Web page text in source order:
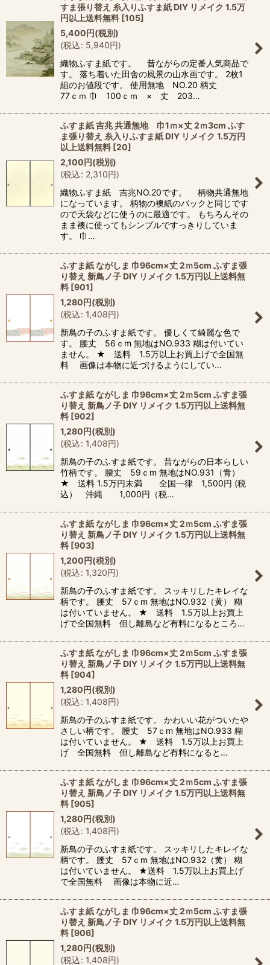
すま張り替え 糸入りふすま紙 DIY リメイク 1.5万
円以上送料無料 [105]
5,400円(税別)
(税込: 5,940円)
織物ふすま紙です。 昔ながらの定番人気商品で
す。 落ち着いた田舎の風景の山水画です。 2枚1
組のお値段です。 使用無地 NO.20 柄丈
77ｃｍ 巾 100ｃｍ × 丈 203…
ふすま紙 吉兆 共通無地 巾1ｍ×丈 2ｍ3cm ふす
ま張り替え 糸入りふすま紙 DIY リメイク 1.5万円
以上送料無料 [20]
2,100円(税別)
(税込: 2,310円)
織物ふすま紙 吉兆NO.20です。 柄物共通無地
になっています。 柄物の襖紙のバックと同じです
ので天袋などに使うのに最適です。 もちろんその
まま襖に使ってもシンプルですっきりしていま
す。 巾…
ふすま紙 ながしま 巾96cm×丈 2ｍ5cm ふすま張
り替え 新鳥ノ子 DIY リメイク 1.5万円以上送料無
料 [901]
1,280円(税別)
(税込: 1,408円)
新鳥の子のふすま紙です。 優しくて綺麗な色で
す。 腰丈 56ｃm 無地はNO.933 糊は付いてい
ません。 ★ 送料 1.5万以上お買上げで全国無
料 画像は本物に近づけるようにしてい…
ふすま紙 ながしま 巾96cm×丈 2ｍ5cm ふすま張
り替え 新鳥ノ子 DIY リメイク 1.5万円以上送料無
料 [902]
1,280円(税別)
(税込: 1,408円)
新鳥の子のふすま紙です。 昔ながらの日本らしい
竹柄です。 腰丈 59ｃm 無地はNO.931（青）
★ 送料 1.5万円未満 全国一律 1,500円 (税
込） 沖縄 1,000円（税…
ふすま紙 ながしま 巾96cm×丈 2ｍ5cm ふすま張
り替え 新鳥ノ子 DIY リメイク 1.5万円以上送料無
料 [903]
1,200円(税別)
(税込: 1,320円)
新鳥の子のふすま紙です。 スッキリしたキレイな
柄です。 腰丈 57ｃm 無地はNO.932（黄） 糊
は付いていません。 ★ 送料 1.5万以上お買上
げで全国無料 但し離島など有料になるところ…
ふすま紙 ながしま 巾96cm×丈 2ｍ5cm ふすま張
り替え 新鳥ノ子 DIY リメイク 1.5万円以上送料無
料 [904]
1,280円(税別)
(税込: 1,408円)
新鳥の子のふすま紙です。 かわいい花がついたや
さしい柄です。 腰丈 57ｃm 無地はNO.933 糊
は付いていません。 ★ 送料 1.5万以上お買上
げ 全国無料 但し離島など有料になると…
ふすま紙 ながしま 巾96cm×丈 2ｍ5cm ふすま張
り替え 新鳥ノ子 DIY リメイク 1.5万円以上送料無
料 [905]
1,280円(税別)
(税込: 1,408円)
新鳥の子のふすま紙です。 スッキリしたキレイな
柄です。 腰丈 57ｃm 無地はNO.932（黄） 糊
は付いていません。 ★送料 1.5万以上お買上げ
で全国無料 画像は本物に近…
ふすま紙 ながしま 巾96cm×丈 2ｍ5cm ふすま張
り替え 新鳥ノ子 DIY リメイク 1.5万円以上送料無
料 [906]
1,280円(税別)
(税込: 1,408円)